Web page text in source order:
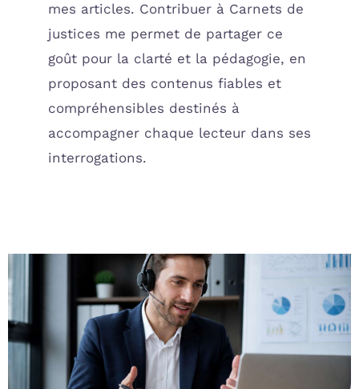
mes articles. Contribuer à Carnets de
justices me permet de partager ce
goût pour la clarté et la pédagogie, en
proposant des contenus fiables et
compréhensibles destinés à
accompagner chaque lecteur dans ses
interrogations.